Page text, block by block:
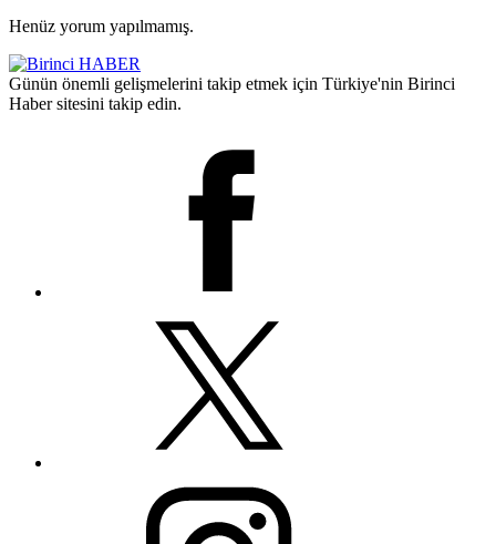
Henüz yorum yapılmamış.
Günün önemli gelişmelerini takip etmek için Türkiye'nin Birinci
Haber sitesini takip edin.